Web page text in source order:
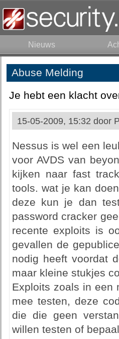
Nieuws
Abuse Melding
Je hebt een klacht
15-05-2009, 15:32 door
Nessus is wel een
voor AVDS van
kijken naar fast
tools. wat je kan
deze kun je dan
password cracker
recente exploits is
gevallen de
nodig heeft voordat
maar kleine stukjes
Exploits zoals in een
mee testen, deze
die die geen
willen testen of